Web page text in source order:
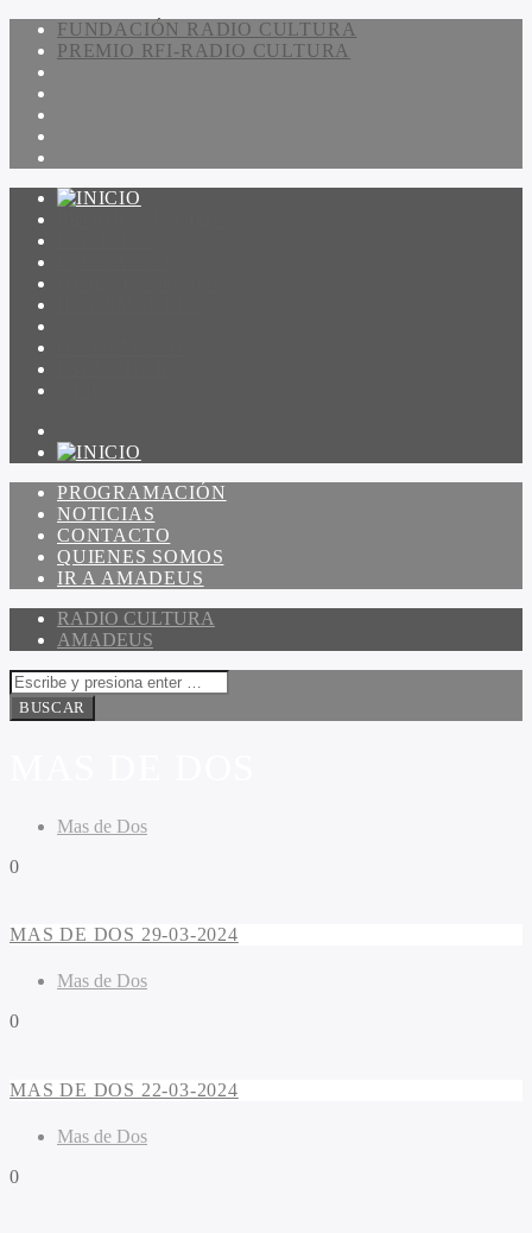
FUNDACIÓN RADIO CULTURA
PREMIO RFI-RADIO CULTURA
PROGRAMACIÓN
NOTICIAS
CONTACTO
QUIENES SOMOS
IR A AMADEUS
RADIO CULTURA
AMADEUS
Mas de Dos
0
MAS DE DOS 29-03-2024
Mas de Dos
0
MAS DE DOS 22-03-2024
Mas de Dos
0